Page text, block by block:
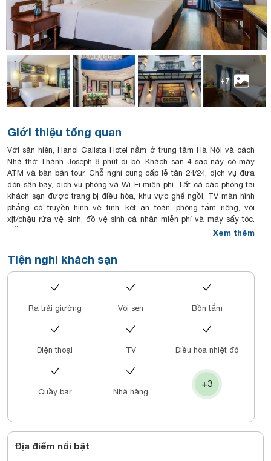
+7
Giới thiệu tổng quan
Với sân hiên, Hanoi Calista Hotel nằm ở trung tâm Hà Nội và cách
Nhà thờ Thánh Joseph 8 phút đi bộ. Khách sạn 4 sao này có máy
ATM và bàn bán tour. Chỗ nghỉ cung cấp lễ tân 24/24, dịch vụ đưa
đón sân bay, dịch vụ phòng và Wi-Fi miễn phí. Tất cả các phòng tại
khách sạn được trang bị điều hòa, khu vực ghế ngồi, TV màn hình
phẳng có truyền hình vệ tinh, két an toàn, phòng tắm riêng, vòi
xịt/chậu rửa vệ sinh, đồ vệ sinh cá nhân miễn phí và máy sấy tóc.
Mỗi phòng đều được thiết kế có ấm đun nước, trong đó một số
Calista Hotel, các phòng đều đi kèm với ga trải giường và khăn
tắm. Chỗ nghỉ có phục vụ bữa sáng thực đơn buffet và thực đơn à
la carte mỗi buổi sáng. Khách sạn này có dịch vụ thuê xe đạp và
dịch vụ thuê ô tô. Ngoài ra, đi xe đạp là hoạt động được ưa chuộng
Hotel bao gồm Ga Hà Nội, Nhà hát múa rối Thăng Long và Hồ Hoàn
Xem thêm
Tiện nghi khách sạn
Ra trải giường Vòi sen Bồn tắm
Điện thoại TV Điều hòa nhiệt độ
Quầy bar Nhà hàng
+3
Địa điểm nổi bật